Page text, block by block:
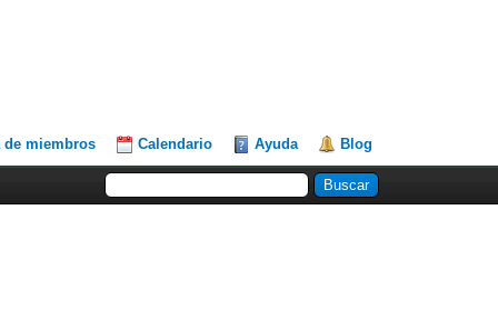
de miembros Calendario Ayuda Blog